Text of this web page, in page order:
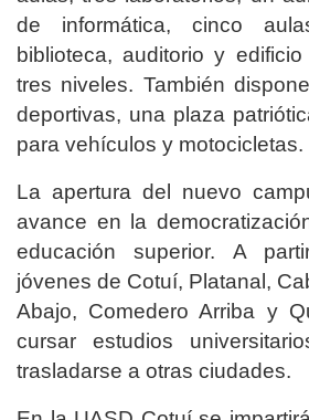
de informática, cinco
biblioteca, auditorio y
tres niveles. También
deportivas, una plaza
para vehículos y motocicletas.
La apertura del nuevo
avance en la
educación superior. A
jóvenes de Cotuí, Platanal,
Abajo, Comedero Arriba y
cursar estudios
trasladarse a otras ciudades.